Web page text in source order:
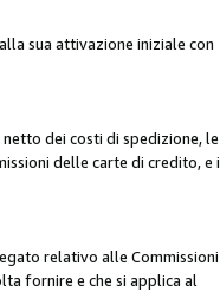
sua attivazione iniziale con
dei costi di spedizione, le
delle carte di credito, e i
relativo alle Commissioni
fornire e che si applica al